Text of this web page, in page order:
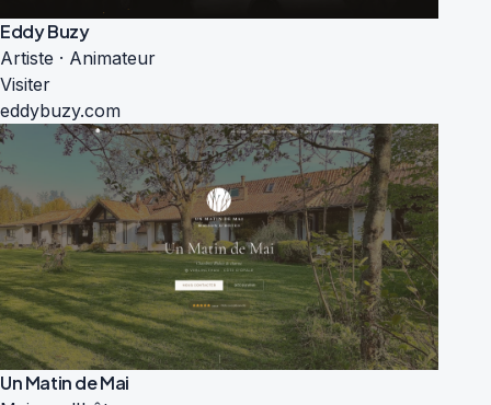
Eddy Buzy
Artiste · Animateur
Visiter
eddybuzy.com
Un Matin de Mai